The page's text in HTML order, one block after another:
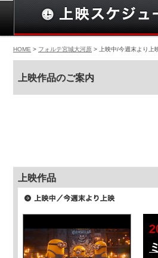
HOME > フォルテ宮城大河原 > 上映中/今週末より上
上映作品のご案内
上映作品